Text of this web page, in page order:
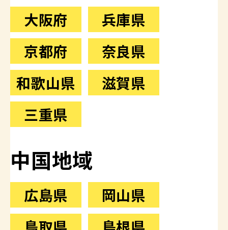
大阪府
兵庫県
京都府
奈良県
和歌山県
滋賀県
三重県
中国地域
広島県
岡山県